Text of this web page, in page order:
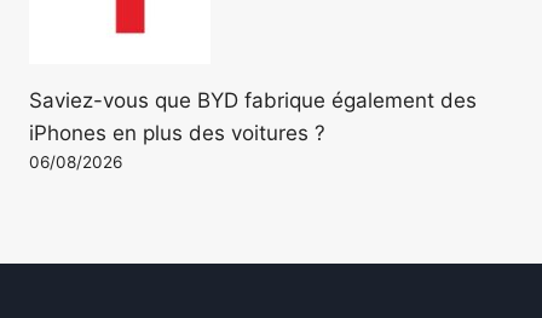
Saviez-vous que BYD fabrique également des
iPhones en plus des voitures ?
06/08/2026